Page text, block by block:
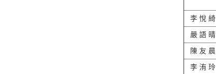
李 悅 綺
嚴 語 晴
陳 友 晨
李 洧 玲